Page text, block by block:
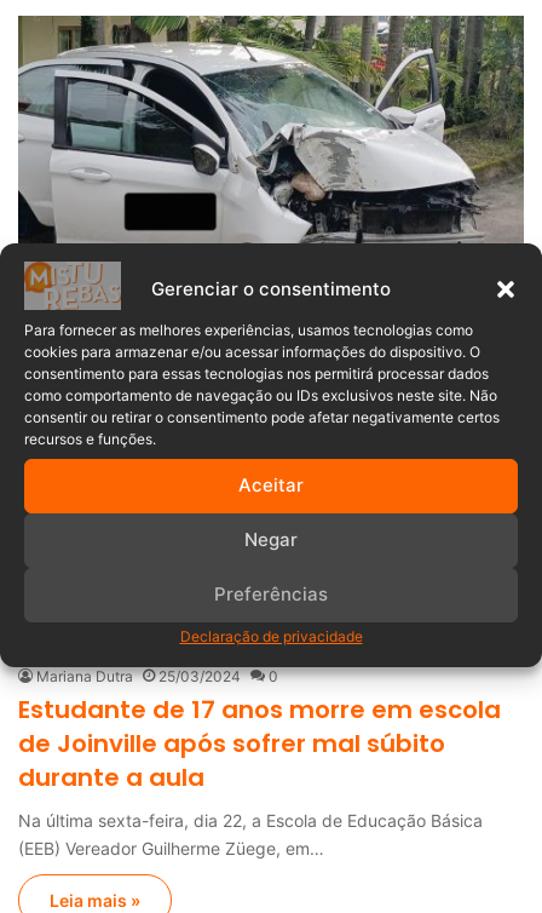
Gerenciar o consentimento
Para fornecer as melhores experiências, usamos tecnologias como
cookies para armazenar e/ou acessar informações do dispositivo. O
consentimento para essas tecnologias nos permitirá processar dados
como comportamento de navegação ou IDs exclusivos neste site. Não
consentir ou retirar o consentimento pode afetar negativamente certos
recursos e funções.
Aceitar
Negar
Preferências
Declaração de privacidade
Mariana Dutra 11/12/2024 0
Homem sofre mal súbito e colide
veículo contra poste em Indaial
Na manhã desta quarta-feira (11), equipes de emergência
foram acionadas para atender um acidente na…
Notícias de Santa Catarina
Mariana Dutra 25/03/2024 0
Estudante de 17 anos morre em escola
de Joinville após sofrer mal súbito
durante a aula
Na última sexta-feira, dia 22, a Escola de Educação Básica
(EEB) Vereador Guilherme Züege, em…
Leia mais »